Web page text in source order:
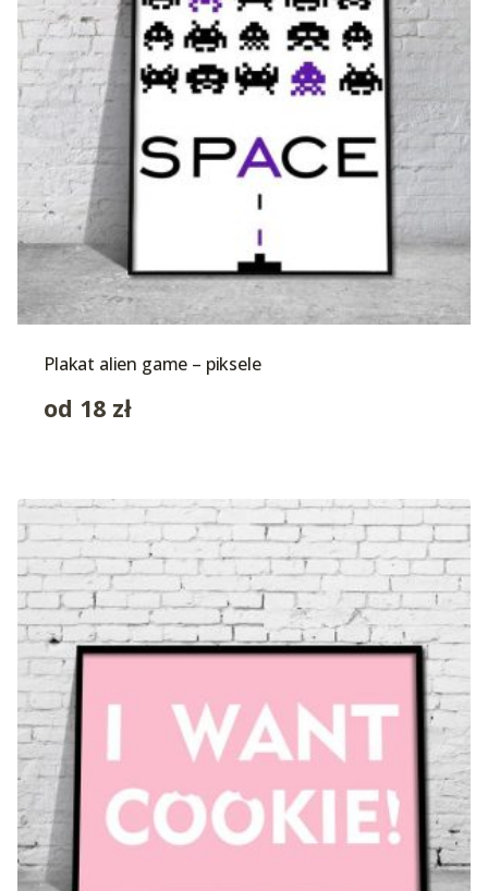
Plakat alien game – piksele
od 18 zł